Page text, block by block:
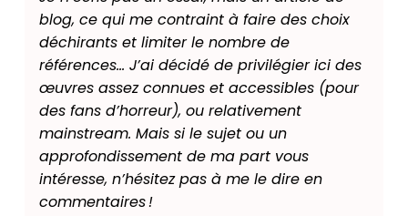
blog, ce qui me contraint à faire des choix
déchirants et limiter le nombre de
références… J’ai décidé de privilégier ici des
œuvres assez connues et accessibles (pour
des fans d’horreur), ou relativement
mainstream. Mais si le sujet ou un
approfondissement de ma part vous
intéresse, n’hésitez pas à me le dire en
commentaires !